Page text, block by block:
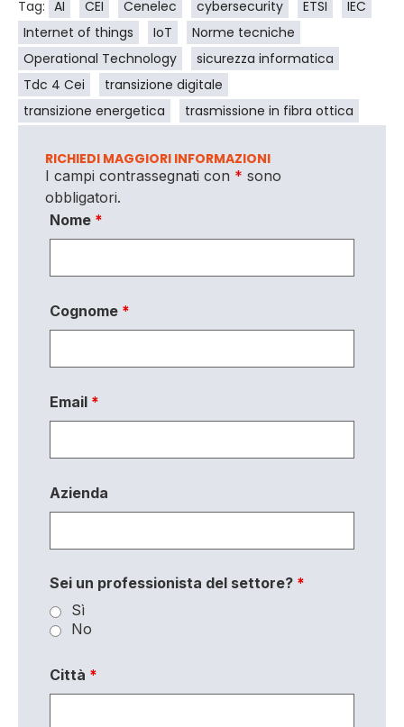
Tag: AI CEI Cenelec cybersecurity ETSI
IEC
Internet of things
IoT
Norme tecniche
Operational Technology
sicurezza informatica
Tdc 4 Cei
transizione digitale
transizione energetica
trasmissione in fibra ottica
RICHIEDI MAGGIORI INFORMAZIONI
I campi contrassegnati con * sono
obbligatori.
Nome *
Cognome *
Email *
Azienda
Sei un professionista del settore? *
Sì
No
Città *